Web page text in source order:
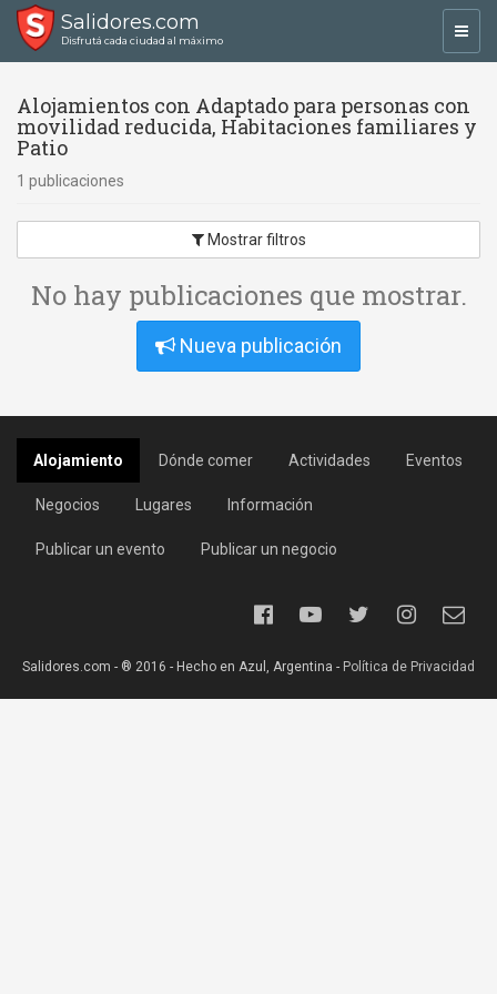
Salidores.com
Disfrutá cada ciudad al máximo
Alojamientos con Adaptado para personas con
movilidad reducida, Habitaciones familiares y
Patio
1 publicaciones
Mostrar filtros
No hay publicaciones que mostrar.
Nueva publicación
Alojamiento Dónde comer Actividades Eventos
Negocios Lugares Información
Publicar un evento Publicar un negocio
Salidores.com - ® 2016 - Hecho en Azul, Argentina - Política de Privacidad